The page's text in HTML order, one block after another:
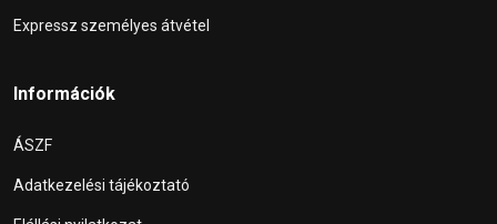
Expressz személyes átvétel
Információk
ÁSZF
Adatkezelési tájékoztató